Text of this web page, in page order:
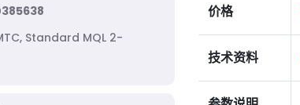
Standard MQL 2-
价格
技术资料